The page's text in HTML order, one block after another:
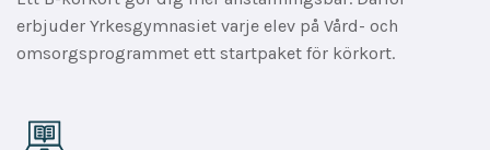
erbjuder Yrkesgymnasiet varje elev på Vård- och
omsorgsprogrammet ett startpaket för körkort.